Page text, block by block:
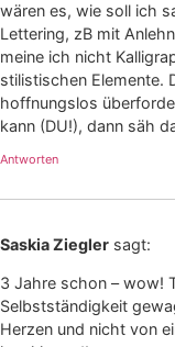
wären es, wie soll ich
Lettering, zB mit
meine ich nicht
stilistischen Elemente.
hoffnungslos
kann (DU!), dann säh
Antworten
Saskia Ziegler sagt:
3 Jahre schon – wow!
Selbstständigkeit
Herzen und nicht von